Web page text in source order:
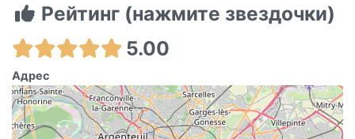
Рейтинг (нажмите звездочки)
5.00
Адрес